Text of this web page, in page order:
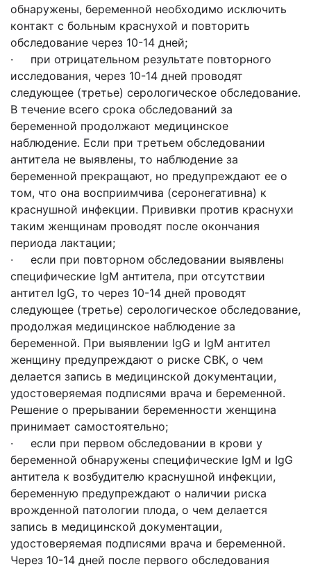
обнаружены, беременной необходимо исключить
контакт с больным краснухой и повторить
обследование через 10-14 дней;
· при отрицательном результате повторного
исследования, через 10-14 дней проводят
следующее (третье) серологическое обследование.
В течение всего срока обследований за
беременной продолжают медицинское
наблюдение. Если при третьем обследовании
антитела не выявлены, то наблюдение за
беременной прекращают, но предупреждают ее о
том, что она восприимчива (серонегативна) к
краснушной инфекции. Прививки против краснухи
таким женщинам проводят после окончания
периода лактации;
· если при повторном обследовании выявлены
специфические IgM антитела, при отсутствии
антител IgG, то через 10-14 дней проводят
следующее (третье) серологическое обследование,
продолжая медицинское наблюдение за
беременной. При выявлении IgG и IgM антител
женщину предупреждают о риске СВК, о чем
делается запись в медицинской документации,
удостоверяемая подписями врача и беременной.
Решение о прерывании беременности женщина
принимает самостоятельно;
· если при первом обследовании в крови у
беременной обнаружены специфические IgM и IgG
антитела к возбудителю краснушной инфекции,
беременную предупреждают о наличии риска
врожденной патологии плода, о чем делается
запись в медицинской документации,
удостоверяемая подписями врача и беременной.
Через 10-14 дней после первого обследования